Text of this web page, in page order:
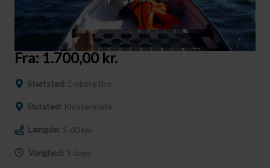
Fra: 1.700,00 kr.
Startsted: Emborg Bro
Slutsted: Klostermølle
Længde: 5-60 km
Varighed: 9 dage